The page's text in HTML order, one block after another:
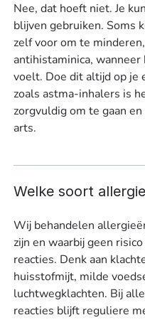
Nee, dat hoeft niet. Je
blijven gebruiken. Soms
zelf voor om te
antihistaminica,
voelt. Doe dit altijd op je
zoals astma-inhalers is
zorgvuldig om te gaan
arts.
Welke soort
Wij behandelen
zijn en waarbij geen
reacties. Denk aan
huisstofmijt, milde
luchtwegklachten. Bij
reacties blijft reguliere